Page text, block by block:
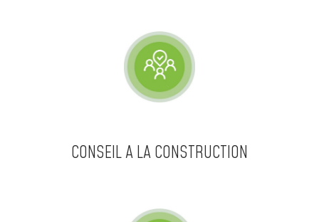
CONSEIL A LA CONSTRUCTION